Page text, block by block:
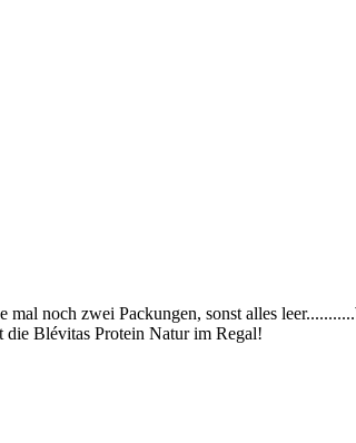
noch zwei Packungen, sonst alles
die Blévitas Protein Natur im Regal!